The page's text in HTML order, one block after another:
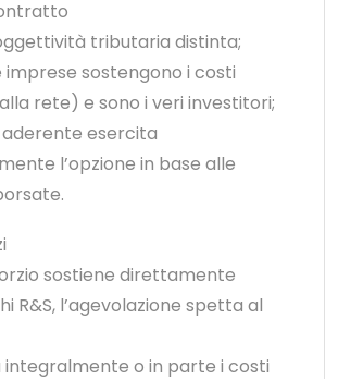
tributaria distinta;
imprese sostengono i costi
rete) e sono i veri investitori;
aderente esercita
l’opzione in base alle
sostiene direttamente
R&S, l’agevolazione spetta al
integralmente o in parte i costi